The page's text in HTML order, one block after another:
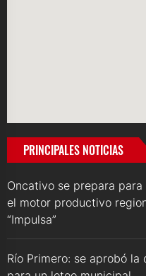
PRINCIPALES NOTICIAS
Oncativo se prepara
el motor productivo
“Impulsa”
Río Primero: se aprobó